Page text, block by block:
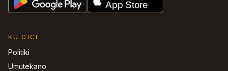
KU GICE
Politiki
Umutekano